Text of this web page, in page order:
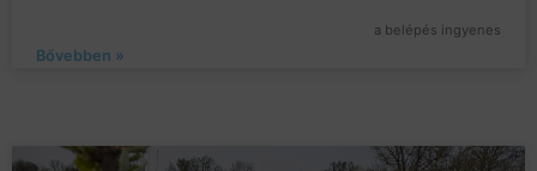
a belépés ingyenes
Bővebben »